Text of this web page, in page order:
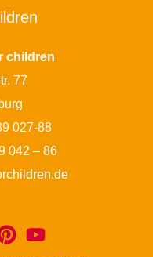
children
77
027-88
042 – 86